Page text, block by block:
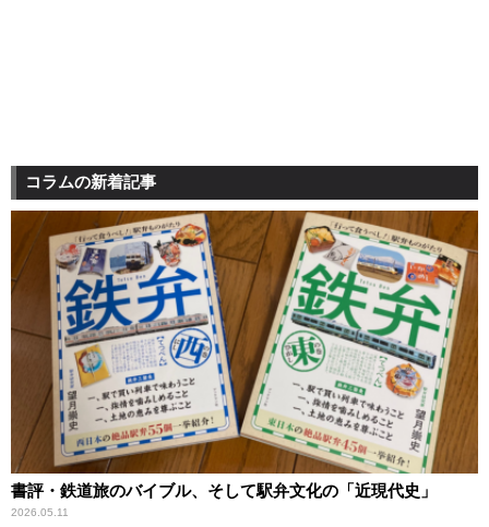
コラムの新着記事
書評・鉄道旅のバイブル、そして駅弁文化の「近現代史」
2026.05.11